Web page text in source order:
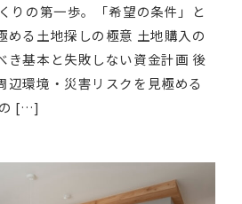
りの第一歩。「希望の条件」と
める土地探しの極意 土地購入の
き基本と失敗しない資金計画 後
辺環境・災害リスクを見極める
[…]